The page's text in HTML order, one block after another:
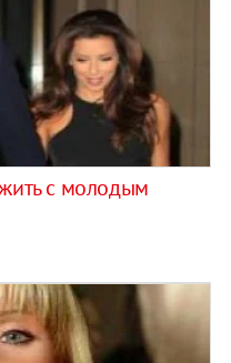
с молодым